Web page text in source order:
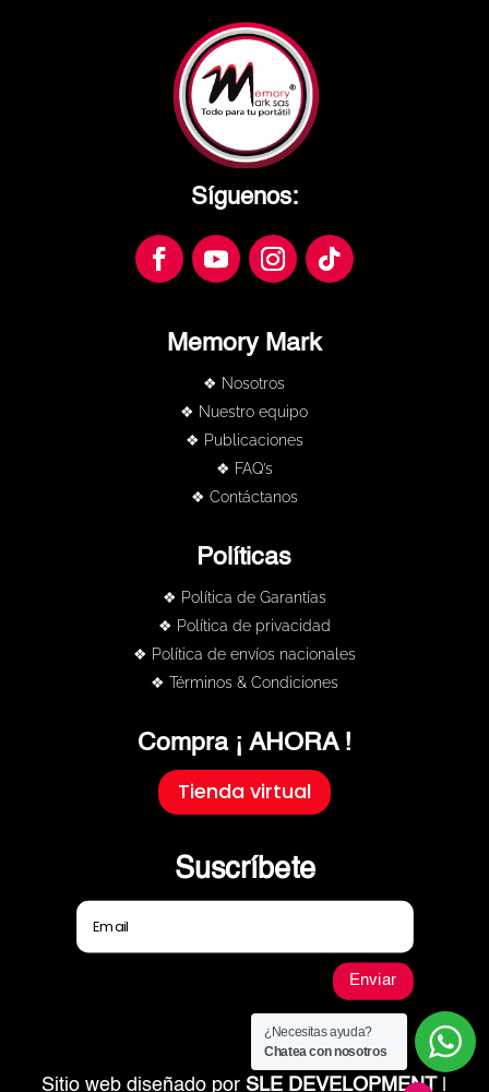
Síguenos:
Memory Mark
❖ Nosotros
❖ Nuestro equipo
❖ Publicaciones
❖ FAQ’s
❖ Contáctanos
Políticas
❖ Política de Garantías
❖ Política de privacidad
❖ Política de envíos nacionales
❖ Términos & Condiciones
Compra ¡ AHORA !
Tienda virtual
Suscríbete
Enviar
Sitio web diseñado por SLE DEVELOPMENT
¿Necesitas ayuda?
Chatea con nosotros